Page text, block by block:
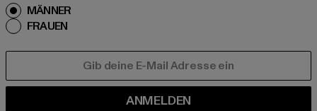
MÄNNER
FRAUEN
ANMELDEN